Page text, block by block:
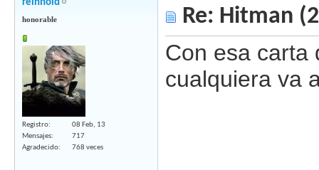
reinhold
honorable
Registro
08 Feb, 13
Mensajes
717
Agradecido
768 veces
Re: Hitman
Con esa carta
cualquiera va